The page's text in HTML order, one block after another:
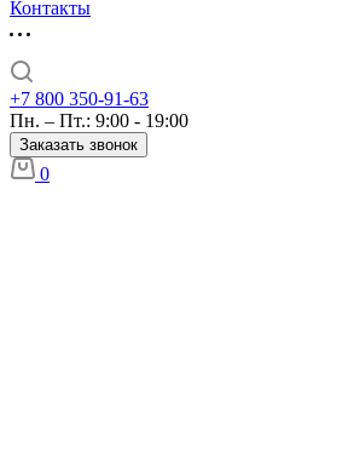
Контакты
+7 800 350-91-63
Пн. – Пт.: 9:00 - 19:00
Заказать звонок
0